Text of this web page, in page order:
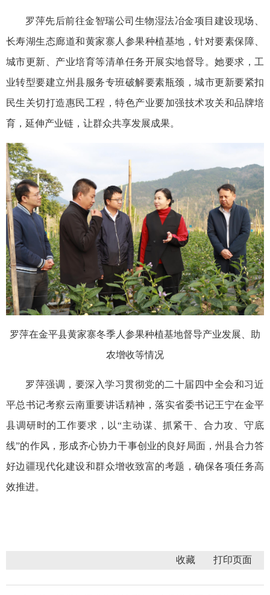
罗萍先后前往金智瑞公司生物湿法冶金项目建设现场、
长寿湖生态廊道和黄家寨人参果种植基地，针对要素保障、
城市更新、产业培育等清单任务开展实地督导。她要求，工
业转型要建立州县服务专班破解要素瓶颈，城市更新要紧扣
民生关切打造惠民工程，特色产业要加强技术攻关和品牌培
育，延伸产业链，让群众共享发展成果。
罗萍在金平县黄家寨冬季人参果种植基地督导产业发展、助
农增收等情况
罗萍强调，要深入学习贯彻党的二十届四中全会和习近
平总书记考察云南重要讲话精神，落实省委书记王宁在金平
县调研时的工作要求，以“主动谋、抓紧干、合力攻、守底
线”的作风，形成齐心协力干事创业的良好局面，州县合力答
好边疆现代化建设和群众增收致富的考题，确保各项任务高
效推进。
收藏